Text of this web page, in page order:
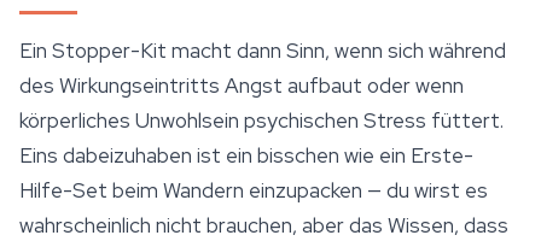
Ein Stopper-Kit macht dann Sinn, wenn sich während
des Wirkungseintritts Angst aufbaut oder wenn
körperliches Unwohlsein psychischen Stress füttert.
Eins dabeizuhaben ist ein bisschen wie ein Erste-
Hilfe-Set beim Wandern einzupacken — du wirst es
wahrscheinlich nicht brauchen, aber das Wissen, dass